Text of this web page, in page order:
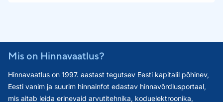
Mis on Hinnavaatlus?
Hinnavaatlus on 1997. aastast tegutsev Eesti kapitalil põhinev,
Eesti vanim ja suurim hinnainfot edastav hinnavõrdlusportaal,
mis aitab leida erinevaid arvutitehnika, koduelektroonika,